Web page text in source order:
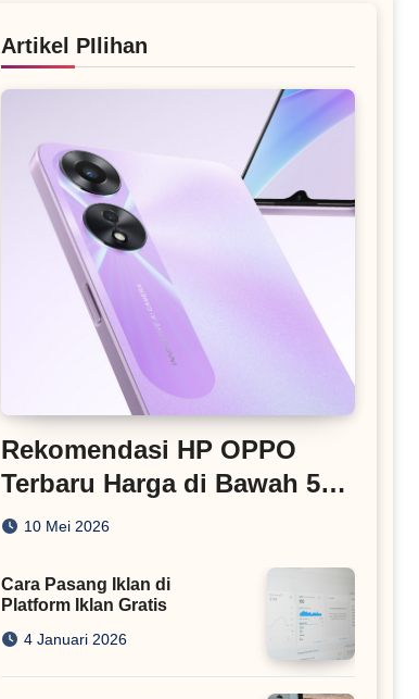
Artikel PIlihan
Rekomendasi HP OPPO
Terbaru Harga di Bawah 5
Juta
10 Mei 2026
Cara Pasang Iklan di
Platform Iklan Gratis
4 Januari 2026